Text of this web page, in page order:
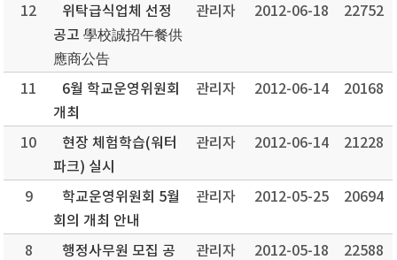
12
위탁급식업체 선정
공고 學校誠招午餐供
應商公告
관리자 2012-06-18 22752
11
6월 학교운영위원회
개최
관리자 2012-06-14 20168
10
현장 체험학습(워터
파크) 실시
관리자 2012-06-14 21228
9
학교운영위원회 5월
회의 개최 안내
관리자 2012-05-25 20694
8
행정사무원 모집 공
관리자 2012-05-18 22588